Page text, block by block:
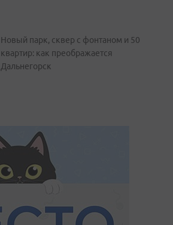
Новый парк, сквер с фонтаном и 50
квартир: как преображается
Дальнегорск